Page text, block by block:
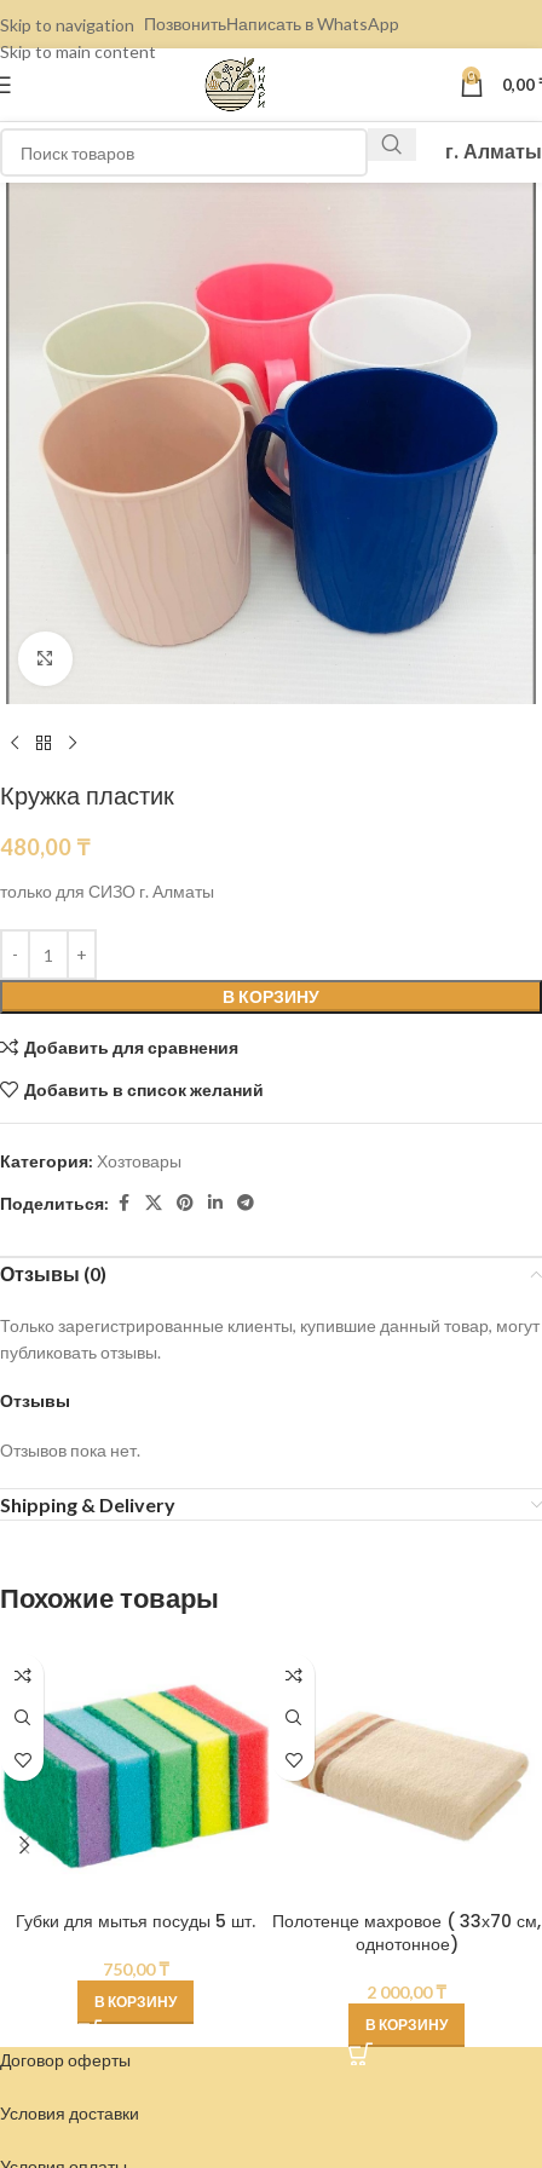
Skip to navigation
Skip to main content
ПозвонитьНаписать в WhatsApp
0 0,00
г. Алматы
Кружка пластик
480,00 ₸
только для СИЗО г. Алматы
В КОРЗИНУ
Добавить для сравнения
Добавить в список желаний
Категория: Хозтовары
Поделиться:
Отзывы (0)
Отзывы
Отзывов пока нет.
Только зарегистрированные клиенты, купившие данный товар, могут
публиковать отзывы.
Shipping & Delivery
Похожие товары
Губки для мытья посуды 5 шт.
750,00₸
В КОРЗИНУ
Полотенце махровое ( 33х70 см,
однотонное)
2 000,00₸
В КОРЗИНУ
Договор оферты
Условия доставки